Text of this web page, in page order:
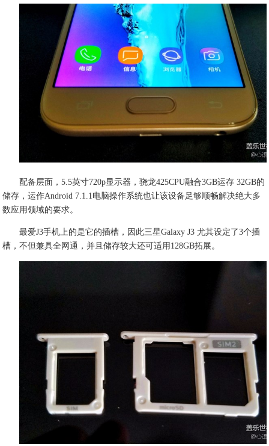
配备层面，5.5英寸720p显示器，骁龙425CPU融合3GB运存 32GB的
储存，运作Android 7.1.1电脑操作系统也让该设备足够顺畅解决绝大多
数应用领域的要求。
最爱J3手机上的是它的插槽，因此三星Galaxy J3 尤其设定了3个插
槽，不但兼具全网通，并且储存较大还可适用128GB拓展。